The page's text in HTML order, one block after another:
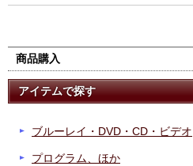
商品購入
アイテムで探す
ブルーレイ・DVD・CD・ビデオ
プログラム、ほか